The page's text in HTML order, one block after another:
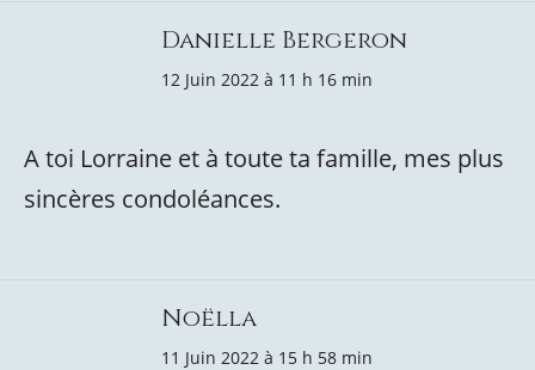
Danielle Bergeron
12 Juin 2022 à 11 h 16 min
A toi Lorraine et à toute ta famille, mes plus
sincères condoléances.
Noëlla
11 Juin 2022 à 15 h 58 min